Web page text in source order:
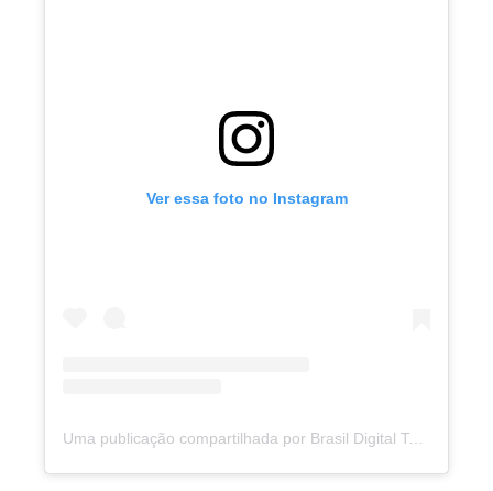
Ver essa foto no Instagram
Uma publicação compartilhada por Brasil Digital Telecom (@brasildigitaltelecom)